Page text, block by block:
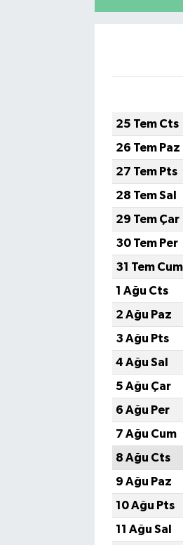
25 Tem Cts
26 Tem Paz
27 Tem Pts
28 Tem Sal
29 Tem Çar
30 Tem Per
31 Tem Cum
1 Ağu Cts
2 Ağu Paz
3 Ağu Pts
4 Ağu Sal
5 Ağu Çar
6 Ağu Per
7 Ağu Cum
8 Ağu Cts
9 Ağu Paz
10 Ağu Pts
11 Ağu Sal